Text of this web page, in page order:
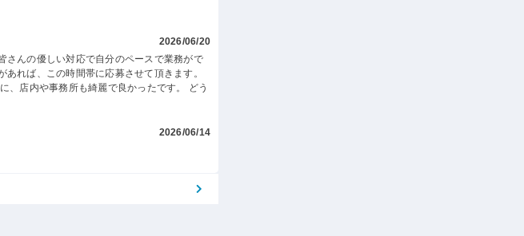
2026/06/20
さんの優しい対応で自分のペースで業務がで
れば、この時間帯に応募させて頂きます。
、店内や事務所も綺麗で良かったです。 どう
2026/06/14